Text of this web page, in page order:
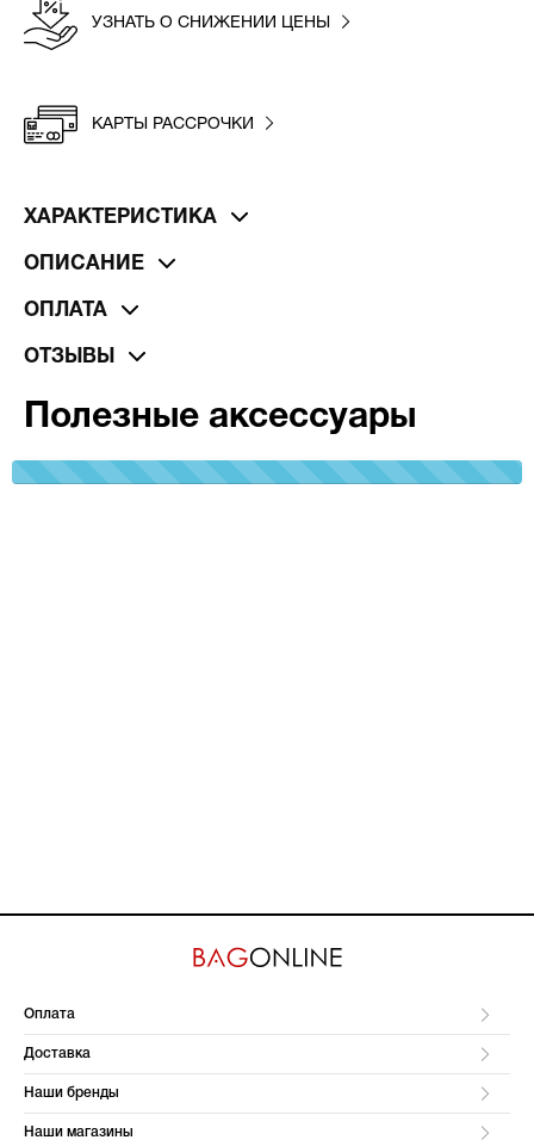
УЗНАТЬ О СНИЖЕНИИ ЦЕНЫ
КАРТЫ РАССРОЧКИ
ХАРАКТЕРИСТИКА
ОПИСАНИЕ
ОПЛАТА
ОТЗЫВЫ
Полезные аксессуары
100%
Оплата
Доставка
Наши бренды
Наши магазины